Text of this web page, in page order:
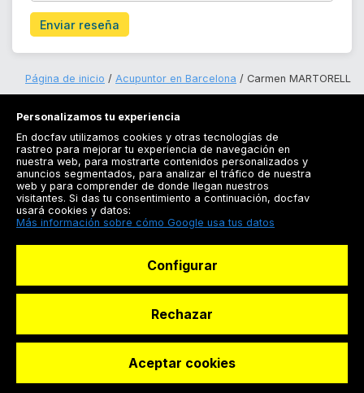
Solicitar reserva
Enviar reseña
Página de inicio Acupuntor en Barcelona Carmen MARTORELL
Registrarse
Docfav
© Dashboard Technologies S.L
Personalizamos tu experiencia
En docfav utilizamos cookies y otras tecnologías de
rastreo para mejorar tu experiencia de navegación en
nuestra web, para mostrarte contenidos personalizados y
anuncios segmentados, para analizar el tráfico de nuestra
web y para comprender de donde llegan nuestros
visitantes. Si das tu consentimiento a continuación, docfav
usará cookies y datos:
Más información sobre cómo Google usa tus datos
Configurar
Rechazar
Aceptar cookies